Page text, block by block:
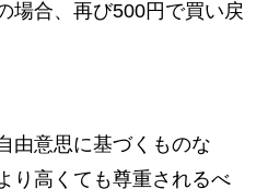
場合、再び500円で買い戻
由意思に基づくものな
り高くても尊重されるべ